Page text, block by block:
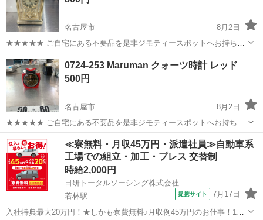
名古屋市
8月2日
★★★★★ ご自宅にある不要品を是非ジモティースポットへお持ち込
みしませんか？ 家電、趣味・スポーツ・レジャー用品、こども用品、
衣料服飾品、生活雑貨、家具、本、CD・DVDなどが無料でまとめて持
ち込めます！ ※詳細はこ...
愛知 名古屋市
0724-253 Maruman クォーツ時計 レッド
500円
名古屋市
8月2日
★★★★★ ご自宅にある不要品を是非ジモティースポットへお持ち込
みしませんか？ 家電、趣味・スポーツ・レジャー用品、こども用品、
衣料服飾品、生活雑貨、家具、本、CD・DVDなどが無料でまとめて持
ち込めます！ ※詳細はこ...
愛知 名古屋市 時計 Maruman
≪寮無料・月収45万円・派遣社員≫自動車系
工場での組立・加工・プレス 交替制
時給2,000円
日研トータルソーシング株式会社
若林駅
提携サイト 7月17日
入社特典最大20万円！★しかも寮費無料♪月収例45万円のお仕事！1年